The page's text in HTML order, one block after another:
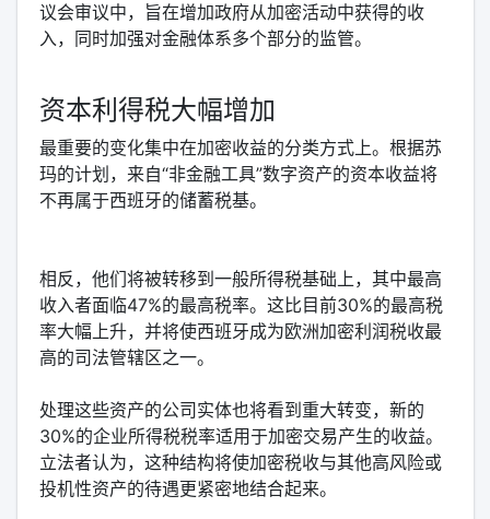
议会审议中，旨在增加政府从加密活动中获得的收
入，同时加强对金融体系多个部分的监管。
资本利得税大幅增加
最重要的变化集中在加密收益的分类方式上。根据苏
玛的计划，来自“非金融工具”数字资产的资本收益将
不再属于西班牙的储蓄税基。
相反，他们将被转移到一般所得税基础上，其中最高
收入者面临47%的最高税率。这比目前30%的最高税
率大幅上升，并将使西班牙成为欧洲加密利润税收最
高的司法管辖区之一。
处理这些资产的公司实体也将看到重大转变，新的
30%的企业所得税税率适用于加密交易产生的收益。
立法者认为，这种结构将使加密税收与其他高风险或
投机性资产的待遇更紧密地结合起来。